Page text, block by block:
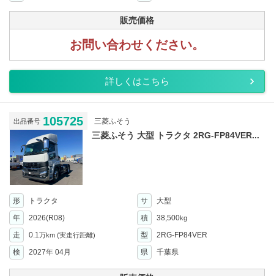
販売価格
お問い合わせください。
詳しくはこちら
出品番号 105725 三菱ふそう
三菱ふそう 大型 トラクタ 2RG-FP84VER...
形 トラクタ サ
大型
年
2026(R08) 積 38,500kg
走 0.1万km (実走行距離) 型
2RG-FP84VER
検
2027年 04月 県 千葉県